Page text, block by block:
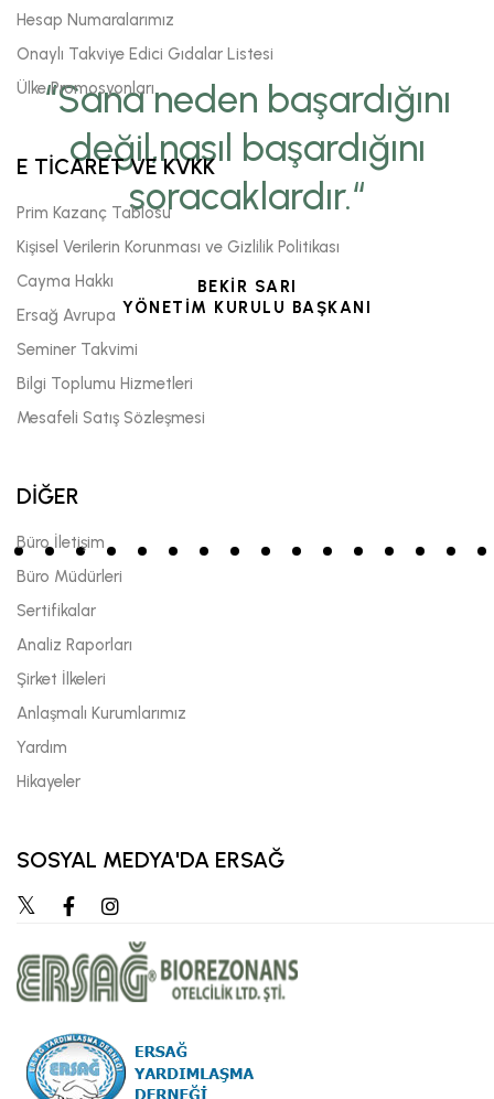
“Sana neden başardığını
değil,nasıl başardığını
soracaklardır.“
BEKİR SARI
YÖNETİM KURULU BAŞKANI
Hesap Numaralarımız
Onaylı Takviye Edici Gıdalar Listesi
Ülke Promosyonları
E TİCARET VE KVKK
Prim Kazanç Tablosu
Kişisel Verilerin Korunması ve Gizlilik Politikası
Cayma Hakkı
Ersağ Avrupa
Seminer Takvimi
Bilgi Toplumu Hizmetleri
Mesafeli Satış Sözleşmesi
DİĞER
Büro İletişim
Büro Müdürleri
Sertifikalar
Analiz Raporları
Şirket İlkeleri
Anlaşmalı Kurumlarımız
Yardım
Hikayeler
SOSYAL MEDYA'DA ERSAĞ